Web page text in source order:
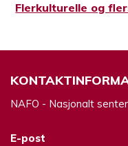
Neste
Flerkulturelle og
NAFO - Nasjonalt
E-post